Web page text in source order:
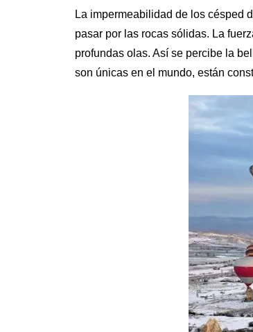
La impermeabilidad de los césped
pasar por las rocas sólidas. La
profundas olas. Así se percibe la
son únicas en el mundo, están